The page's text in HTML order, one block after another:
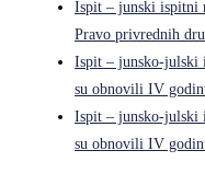
Ispit – junski ispitni
Pravo privrednih
Ispit – junsko-julski
su obnovili IV
Ispit – junsko-julski
su obnovili IV